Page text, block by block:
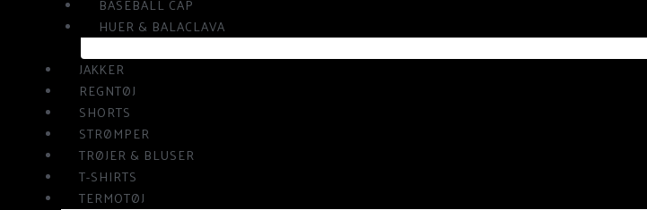
BASEBALL CAP
HUER & BALACLAVA
JAKKER
REGNTØJ
SHORTS
STRØMPER
TRØJER & BLUSER
T-SHIRTS
TERMOTØJ